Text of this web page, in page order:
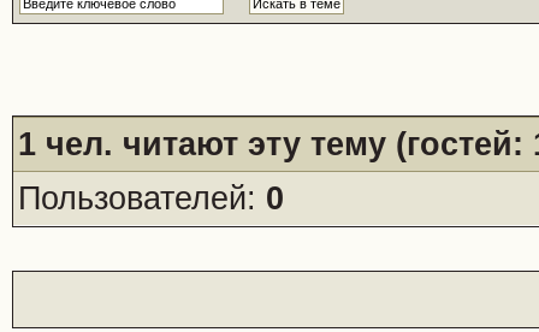
1чел. читают эту тему
Пользователей: 0